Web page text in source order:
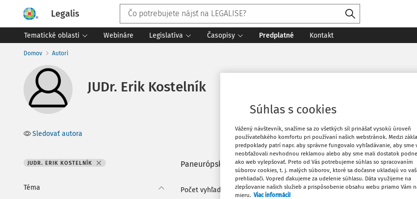
Legalis
Tematické oblasti Webináre Legislatíva Časopisy Predplatné Kontakt
Domov Autori
JUDr. Erik Kostelník
Sledovať autora
JUDR. ERIK KOSTELNÍK
Téma
Paneurópska vysoká škola, Fakulta práva, Ústav verejného práva
Počet vyhľadaných dokumentov: 1
Súhlas s cookies
Vážený návštevník, snažíme sa zo všetkých síl prinášať vysokú úroveň
používateľského komfortu pri používaní našich webstránok. Medzi
predpoklady patrí napr. aby správne fungovalo vyhľadávanie, aby sme
neobťažovali nevhodnou reklamou alebo aby sme mali dostatok
ako web vylepšovať. Preto od Vás potrebujeme súhlas so spracovaním
súborov cookies, t. j. malých súborov, ktoré sa dočasne ukladajú vo
prehliadači. Vopred ďakujeme za udelenie súhlasu. Dáta využijeme na
zlepšovanie našich služieb a prispôsobenie obsahu webu priamo Vám
mieru. Viac informácií